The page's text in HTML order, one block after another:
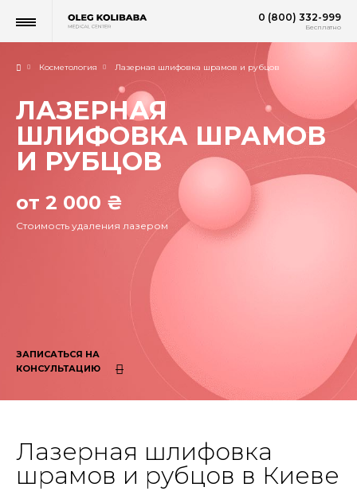
0 (800) 332-999
Бесплатно
Косметология Лазерная шлифовка шрамов и рубцов
ЛАЗЕРНАЯ
ШЛИФОВКА ШРАМОВ
И РУБЦОВ
от 2 000 ₴
Стоимость удаления лазером
ЗАПИСАТЬСЯ НА
КОНСУЛЬТАЦИЮ
Лазерная шлифовка
шрамов и рубцов в Киеве